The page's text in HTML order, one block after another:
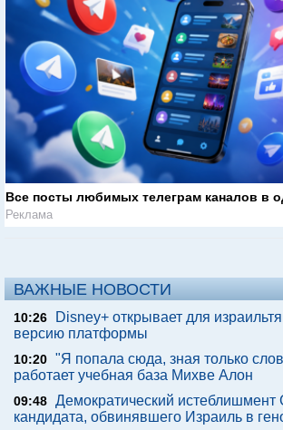
Все посты любимых телеграм каналов в
Реклама
ВАЖНЫЕ НОВОСТИ
10:26
Disney+ открывает для
версию платформы
10:20 "Я попала сюда, зная только
работает учебная база Михве Алон
09:48 Демократический
кандидата, обвинявшего Израиль в